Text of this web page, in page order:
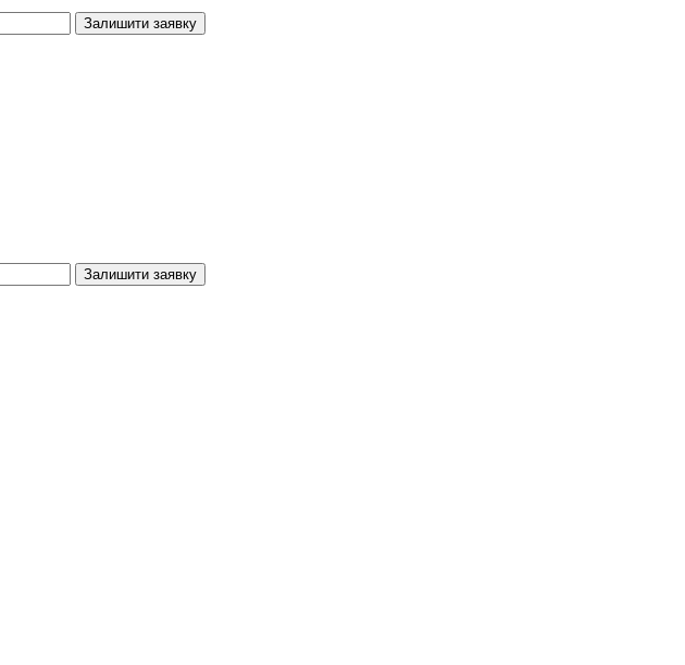
Залишити заявку
Залишити заявку